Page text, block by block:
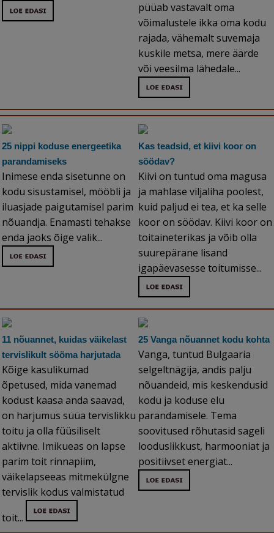
püüab vastavalt oma
võimalustele ikka oma kodu
rajada, vähemalt suvemaja
kuskile metsa, mere äärde
või veesilma lähedale...
25 nippi koduse energeetika
parandamiseks
Inimese enda sisetunne on
kodu sisustamisel, mööbli ja
iluasjade paigutamisel parim
nõuandja. Enamasti tehakse
enda jaoks õige valik...
Kas teadsid, et kiivi koor on
söödav?
Kiivi on tuntud oma magusa
ja mahlase viljaliha poolest,
kuid paljud ei tea, et ka selle
koor on söödav. Kiivi koor on
toitaineterikas ja võib olla
suurepärane lisand
igapäevasesse toitumisse...
11 nõuannet, kuidas väikelast
tervislikult sööma harjutada
Kõige kasulikumad
õpetused, mida vanemad
kodust kaasa anda saavad,
on harjumus süüa tervislikku
toitu ja olla füüsiliselt
aktiivne. Imikueas on lapse
parim toit rinnapiim,
väikelapseeas mitmekülgne
tervislik kodus valmistatud
toit...
25 Vanga nõuannet kodu kohta
Vanga, tuntud Bulgaaria
selgeltnägija, andis palju
nõuandeid, mis keskendusid
kodu ja koduse elu
parandamisele. Tema
soovitused rõhutasid sageli
looduslikkust, harmooniat ja
positiivset energiat...